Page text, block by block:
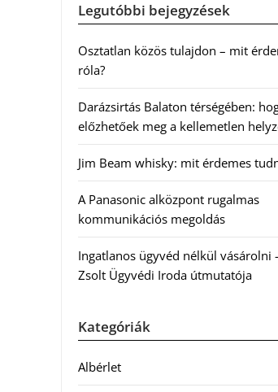
Legutóbbi bejegyzések
Osztatlan közös tulajdon – mit
róla?
Darázsirtás Balaton térségében:
előzhetőek meg a kellemetlen
Jim Beam whisky: mit érdemes
A Panasonic alközpont rugalmas
kommunikációs megoldás
Ingatlanos ügyvéd nélkül vásárolni
Zsolt Ügyvédi Iroda útmutatója
Kategóriák
Albérlet